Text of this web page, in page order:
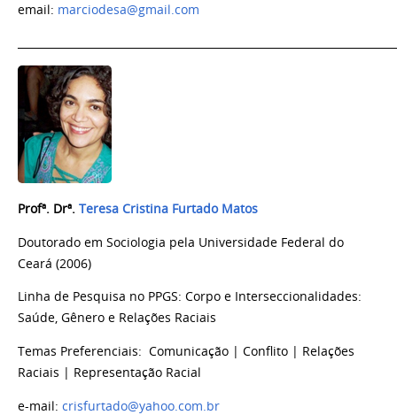
email: marciodesa@gmail.com
Profª. Drª. Teresa Cristina Furtado Matos
Doutorado em Sociologia pela Universidade Federal do
Ceará (2006)
Linha de Pesquisa no PPGS: Corpo e Interseccionalidades:
Saúde, Gênero e Relações Raciais
Temas Preferenciais: Comunicação | Conflito | Relações
Raciais | Representação Racial
e-mail: crisfurtado@yahoo.com.br